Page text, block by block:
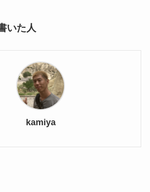
いた人
kamiya